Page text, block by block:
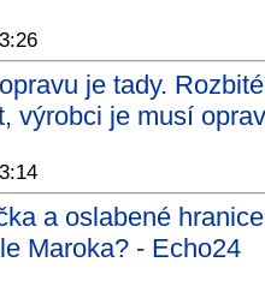
je tady.
výrobci je musí
a oslabené
Maroka? - Echo24